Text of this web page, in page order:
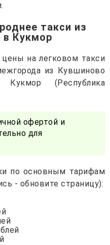
такси из
в Кукмор
на легковом такси
из Кувшиново
(Республика
офертой и
для
по основным тарифам
- обновите страницу):